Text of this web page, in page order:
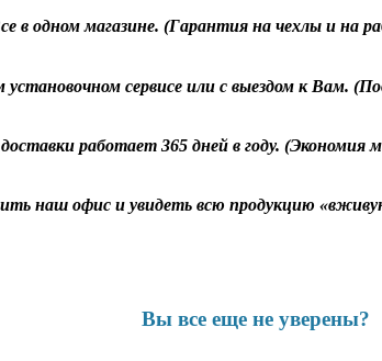
в одном магазине. (Гарантия на чехлы и на
сервисе или с выездом к Вам.
работает 365 дней в году. (Экономия
наш офис и увидеть всю продукцию
Вы все еще не уверены?